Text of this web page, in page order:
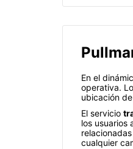
En el
operativa.
ubicación
El servicio
los usuarios
cualquier